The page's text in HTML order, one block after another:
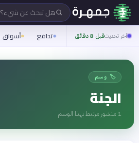
هل تبحث عن شيء؟
آخر تحديثقبل 8 دقائق تدافع أسواق
🏷️ وسم
الجنة
1 منشور مرتبط بهذا الوسم